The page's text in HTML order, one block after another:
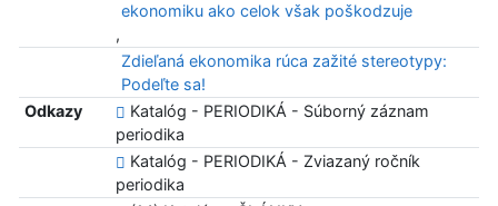
ekonomiku ako celok však poškodzuje
,
Zdieľaná ekonomika rúca zažité stereotypy:
Podeľte sa!
Odkazy
Katalóg - PERIODIKÁ - Súborný záznam
periodika
Katalóg - PERIODIKÁ - Zviazaný ročník
periodika